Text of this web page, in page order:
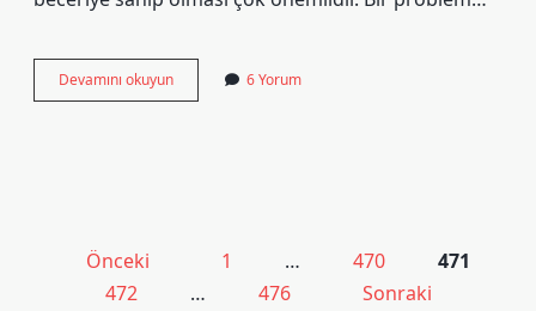
Devamını okuyunProblem
Çözme
6 Yorum
sayfalaması
Önceki 1 … 470
471
472
… 476 Sonraki